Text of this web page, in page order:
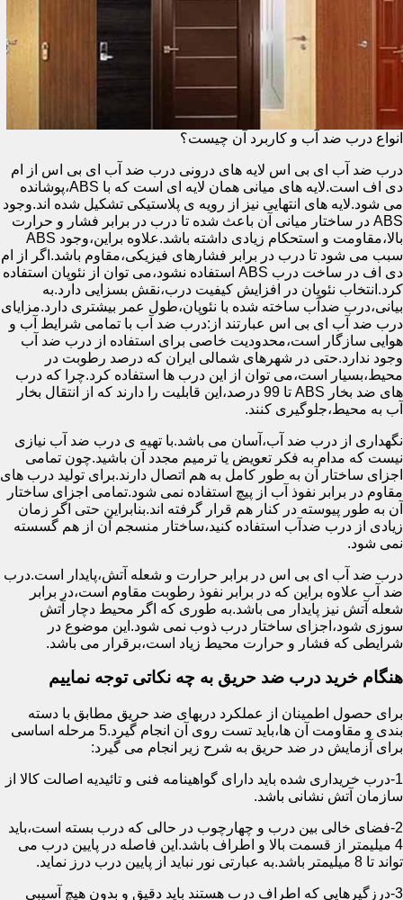
انواع درب ضد آب و کاربرد آن چیست؟
درب ضد آب ای بی اس لایه های درونی درب ضد آب ای بی اس از ام
دی اف است.لایه های میانی همان لایه ای است که با ABS،پوشانده
می شود.لایه های انتهایی نیز از رویه ی پلاستیکی تشکیل شده اند.وجود
ABS در ساختار میانی آن باعث شده تا درب در برابر فشار و حرارت
بالا،مقاومت و استحکام زیادی داشته باشد.علاوه براین،وجود ABS
سبب می شود تا درب در برابر فشارهای فیزیکی،مقاوم باشد.اگر از ام
دی اف در ساخت درب ABS استفاده نشود،می توان از نئوپان استفاده
کرد.انتخاب نئوپان در افزایش کیفیت درب،نقش بسزایی دارد.به
بیانی،درب ضدآب ساخته شده با نئوپان،طول عمر بیشتری دارد.مزایای
درب ضد آب ای بی اس عبارتند از:درب ضد آب با تمامی شرایط آب و
هوایی سازگار است،محدودیت خاصی برای استفاده از درب ضد آب
وجود ندارد.حتی در شهرهای شمالی ایران که درصد رطوبت در
محیط،بسیار است،می توان از این درب ها استفاده کرد.چرا که درب
های ضد بخار ABS تا 99 درصد،این قابلیت را دارند که از انتقال بخار
آب به محیط،جلوگیری کنند.
نگهداری از درب ضد آب،آسان می باشد.با تهیه ی درب ضد آب نیازی
نیست که مدام به فکر تعویض یا ترمیم مجدد آن باشید.چون تمامی
اجزای ساختار آن به طور کامل به هم اتصال دارند.برای تولید درب های
مقاوم در برابر نفوذ آب از پیچ استفاده نمی شود.تمامی اجزای ساختار
آن به طور پیوسته در کنار هم قرار گرفته اند.بنابراین حتی اگر زمان
زیادی از درب ضدآب استفاده کنید،ساختار منسجم آن از هم گسسته
نمی شود.
درب ضد آب ای بی اس در برابر حرارت و شعله آتش،پایدار است.درب
ضد آب علاوه براین که در برابر نفوذ رطوبت مقاوم است،در برابر
شعله آتش نیز پایدار می باشد.به طوری که اگر محیط دچار آتش
سوزی شود،اجزای ساختار درب ذوب نمی شود.این موضوع در
شرایطی که فشار و حرارت محیط زیاد است،برقرار می باشد.
هنگام خرید درب ضد حریق به چه نکاتی توجه نماییم
برای حصول اطمینان از عملکرد دربهای ضد حریق مطابق با دسته
بندی و مقاومت آن ها،باید تست روی آن انجام گیرد.5 مرحله اساسی
برای آزمایش در ضد حریق به شرح زیر انجام می گیرد:
1-درب خریداری شده باید دارای گواهینامه فنی و تائیدیه اصالت کالا از
سازمان آتش نشانی باشد.
2-فضای خالی بین درب و چهارچوب در حالی که درب بسته است،باید
4 میلیمتر از قسمت بالا و اطراف باشد.این فاصله در پایین درب می
تواند تا 8 میلیمتر باشد.به عبارتی نور نباید از پایین درب درز نماید.
3-درزگیرهایی که اطراف درب هستند باید دقیق و بدون هیچ آسیبی